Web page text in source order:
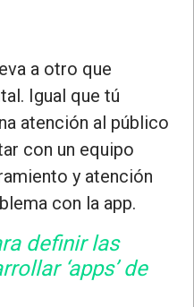
a otro que
Igual que tú
atención al público
con un equipo
y atención
con la app.
definir las
‘apps’ de